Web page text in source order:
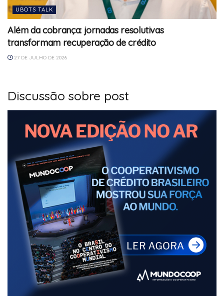
UBOTS TALK
Além da cobrança: jornadas resolutivas
transformam recuperação de crédito
27 DE JULHO DE 2026
Discussão sobre post